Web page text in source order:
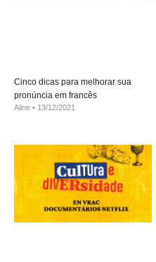
Cinco dicas para melhorar sua
pronúncia em francês
Aline 13/12/2021